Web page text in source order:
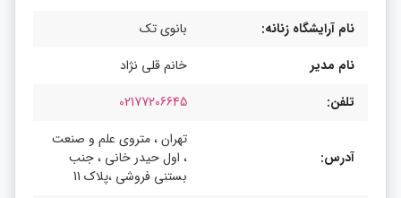
نام آرایشگاه زنانه:
بانوی تک
نام مدیر
خانم قلی نژاد
تلفن:
02177206645
آدرس:
تهران ، متروی علم و صنعت
، اول حیدر خانی ، جنب
بستنی فروشی ،پلاک 11